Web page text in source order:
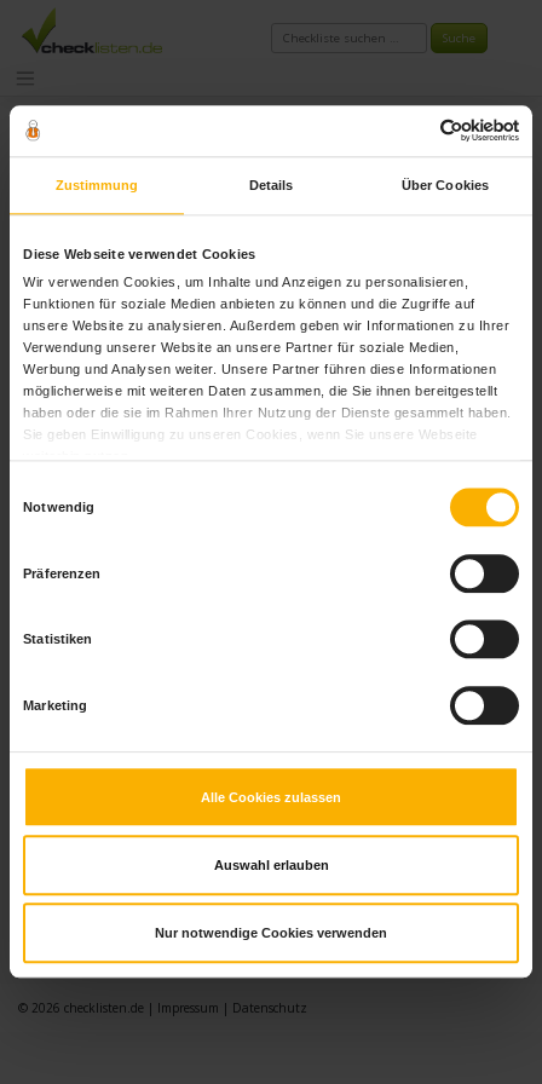
Zustimmung Details Über Cookies
Diese Webseite verwendet Cookies
Wir verwenden Cookies, um Inhalte und Anzeigen zu personalisieren,
Funktionen für soziale Medien anbieten zu können und die Zugriffe auf
unsere Website zu analysieren. Außerdem geben wir Informationen zu Ihrer
Verwendung unserer Website an unsere Partner für soziale Medien,
Werbung und Analysen weiter. Unsere Partner führen diese Informationen
möglicherweise mit weiteren Daten zusammen, die Sie ihnen bereitgestellt
haben oder die sie im Rahmen Ihrer Nutzung der Dienste gesammelt haben.
Sie geben Einwilligung zu unseren Cookies, wenn Sie unsere Webseite
Notwendig
Präferenzen
Statistiken
Marketing
Alle Cookies zulassen
Auswahl erlauben
Nur notwendige Cookies verwenden
Zum
Inhalt
springen
Schlagwort:checkliste
Leben Ihres Kindes. Sehen Sie dem Start gelassen entgegen mit folgenden
Tipps.
© 2026 checklisten.de | Impressum | Datenschutz